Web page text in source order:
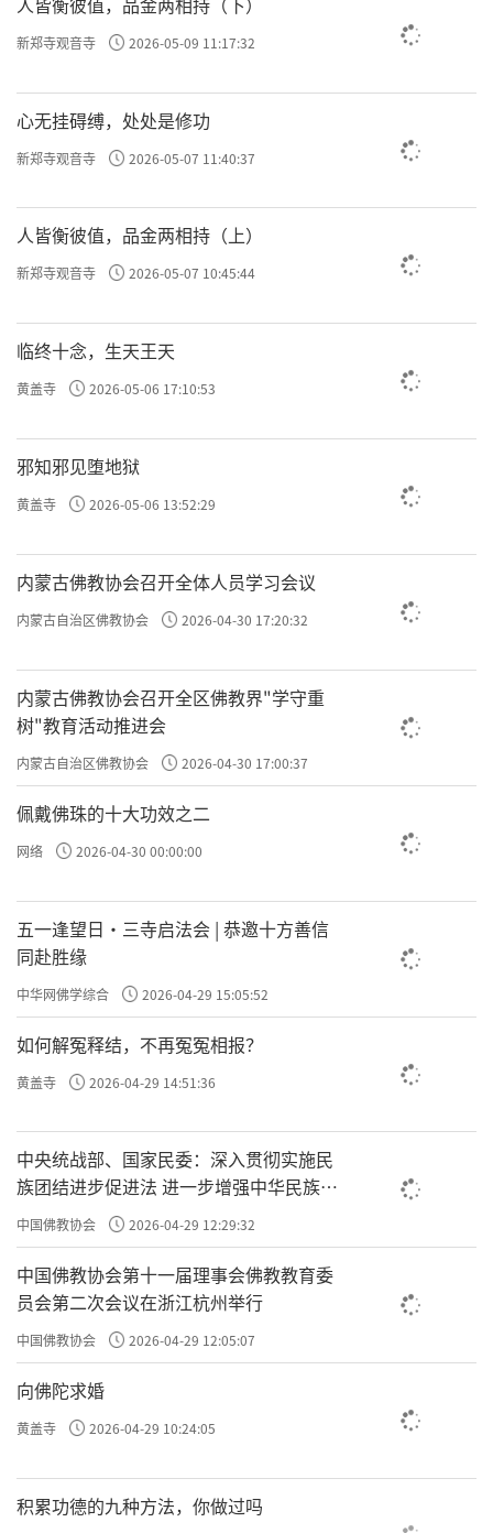
新郑寺观音寺 2026-05-09 11:17:32
心无挂碍缚，处处是修功
新郑寺观音寺 2026-05-07 11:40:37
人皆衡彼值，品金两相持（上）
新郑寺观音寺 2026-05-07 10:45:44
临终十念，生天王天
黄盖寺 2026-05-06 17:10:53
邪知邪见堕地狱
黄盖寺 2026-05-06 13:52:29
内蒙古佛教协会召开全体人员学习会议
内蒙古自治区佛教协会 2026-04-30 17:20:32
内蒙古佛教协会召开全区佛教界"学守重
树"教育活动推进会
内蒙古自治区佛教协会 2026-04-30 17:00:37
佩戴佛珠的十大功效之二
网络 2026-04-30 00:00:00
五一逢望日・三寺启法会 | 恭邀十方善信
同赴胜缘
中华网佛学综合 2026-04-29 15:05:52
如何解冤释结，不再冤冤相报？
黄盖寺 2026-04-29 14:51:36
中央统战部、国家民委：深入贯彻实施民
族团结进步促进法 进一步增强中华民族凝
聚力向心力
中国佛教协会 2026-04-29 12:29:32
中国佛教协会第十一届理事会佛教教育委
员会第二次会议在浙江杭州举行
中国佛教协会 2026-04-29 12:05:07
向佛陀求婚
黄盖寺 2026-04-29 10:24:05
积累功德的九种方法，你做过吗